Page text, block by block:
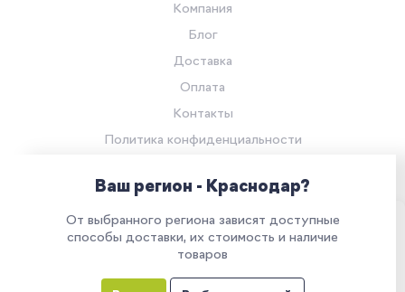
Компания
Блог
Доставка
Оплата
Контакты
Политика конфиденциальности
Все права защищены.
Наш сайт использует куки. Продолжая им
пользоваться, вы соглашаетесь на обработку
персональных данных в соответствии с
Ваш регион - Краснодар?
От выбранного региона зависят доступные
способы доставки, их стоимость и наличие
товаров